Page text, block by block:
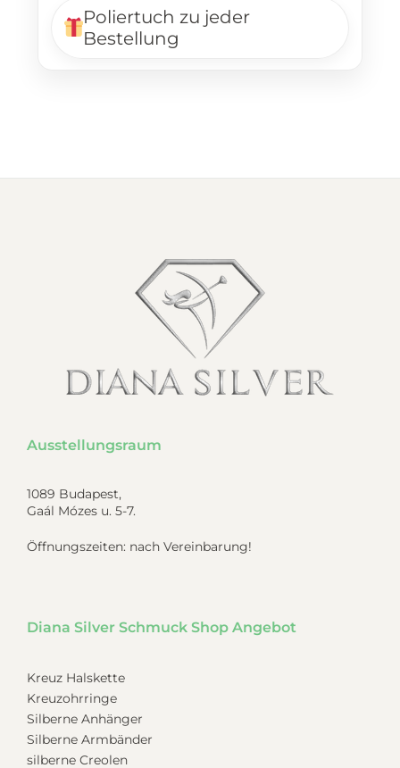
Poliertuch zu jeder
Bestellung
Ausstellungsraum
1089 Budapest,
Gaál Mózes u. 5-7.
Öffnungszeiten: nach Vereinbarung!
Diana Silver Schmuck Shop Angebot
Kreuz Halskette
Kreuzohrringe
Silberne Anhänger
Silberne Armbänder
silberne Creolen